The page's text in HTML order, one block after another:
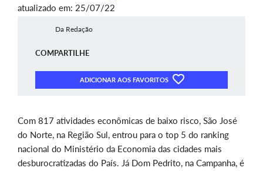
atualizado em: 25/07/22
Da Redação
COMPARTILHE
ADICIONAR AOS FAVORITOS
Com 817 atividades econômicas de baixo risco, São José
do Norte, na Região Sul, entrou para o top 5 do ranking
nacional do Ministério da Economia das cidades mais
desburocratizadas do País. Já Dom Pedrito, na Campanha, é